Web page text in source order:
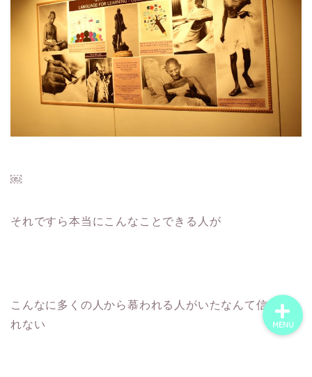
￼
それですら本当にこんなことできる人が
こんなに多くの人から慕われる人がいたなんて信じら
れない
MENU
ホーム
世界一周の旅
旅するにこいち｜沖縄の
世界一周夫婦です